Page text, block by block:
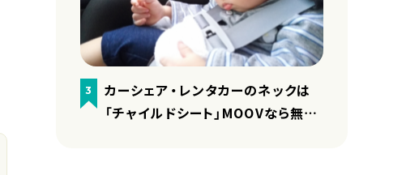
3
カーシェア・レンタカーのネックは
「チャイルドシート」MOOVなら無料